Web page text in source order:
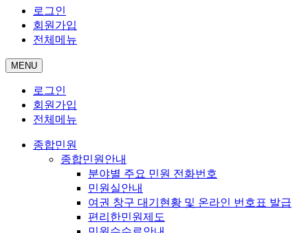
로그인
회원가입
전체메뉴
MENU
로그인
회원가입
전체메뉴
종합민원
종합민원안내
분야별 주요 민원 전화번호
민원실안내
여권 창구 대기현황 및 온라인 번호표 발급
편리한민원제도